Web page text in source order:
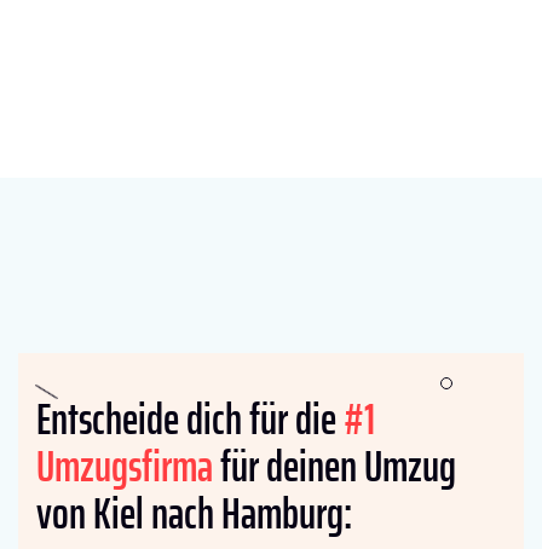
Entscheide dich für die#1
Umzugsfirmafür deinen Umzug
von Kiel nach Hamburg: